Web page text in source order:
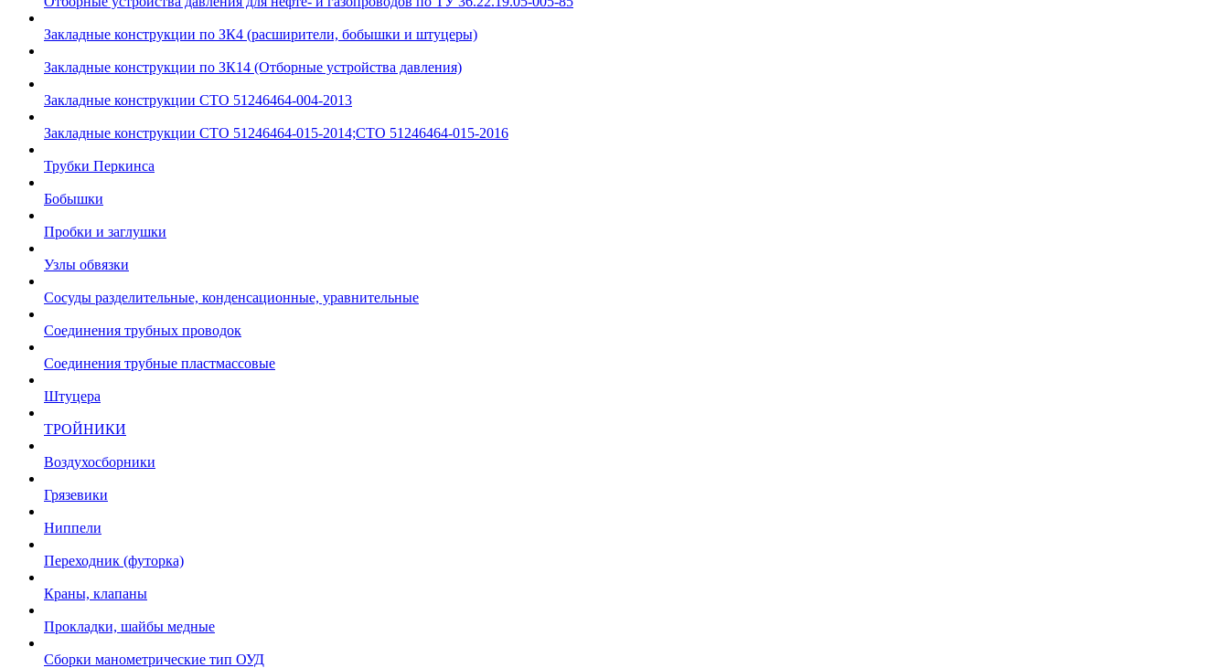
Закладные конструкции по ЗК4 (расширители, бобышки и штуцеры)
Закладные конструкции по ЗК14 (Отборные устройства давления)
Закладные конструкции СТО 51246464-004-2013
Закладные конструкции СТО 51246464-015-2014;СТО 51246464-015-2016
Трубки Перкинса
Бобышки
Пробки и заглушки
Узлы обвязки
Сосуды разделительные, конденсационные, уравнительные
Соединения трубных проводок
Соединения трубные пластмассовые
Штуцера
ТРОЙНИКИ
Воздухосборники
Грязевики
Ниппели
Переходник (футорка)
Краны, клапаны
Прокладки, шайбы медные
Сборки манометрические тип ОУД